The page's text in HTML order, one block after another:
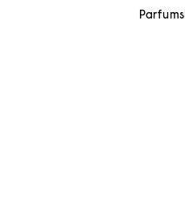
Parfums